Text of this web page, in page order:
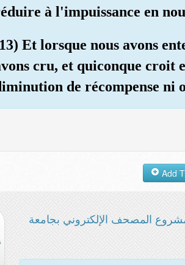
à l'impuissance en
Et lorsque nous avons
cru, et quiconque croit
de récompense ni
المصحف الإلكتروني بجامعة